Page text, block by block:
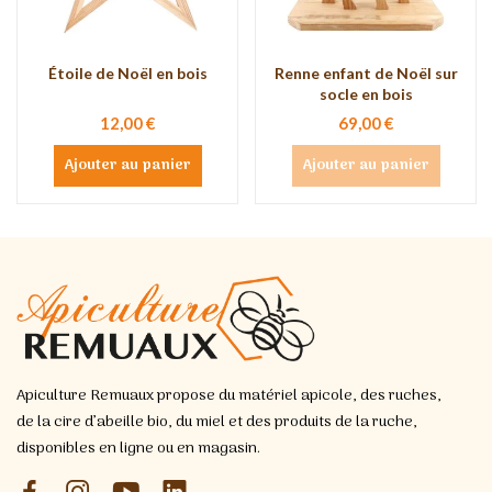
Étoile de Noël en bois
12,00 €
Ajouter au panier
Renne enfant de Noël sur
socle en bois
69,00 €
Ajouter au panier
Apiculture Remuaux propose du matériel apicole, des ruches,
de la cire d’abeille bio, du miel et des produits de la ruche,
disponibles en ligne ou en magasin.